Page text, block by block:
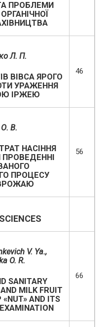
ПРОБЛЕМИ
Л. П.
ВІВСА ЯРОГО
УРАЖЕННЯ
ІРЖЕЮ
46
В.
НАСІННЯ
ПРОЦЕСУ
56
V. Ya.,
O. R.
SANITARY
MILK FRUIT
«NUT» AND ITS
66